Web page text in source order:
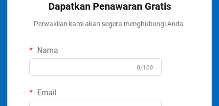
Dapatkan Penawaran Gratis
Perwakilan kami akan segera menghubungi Anda.
Nama
0/100
Email